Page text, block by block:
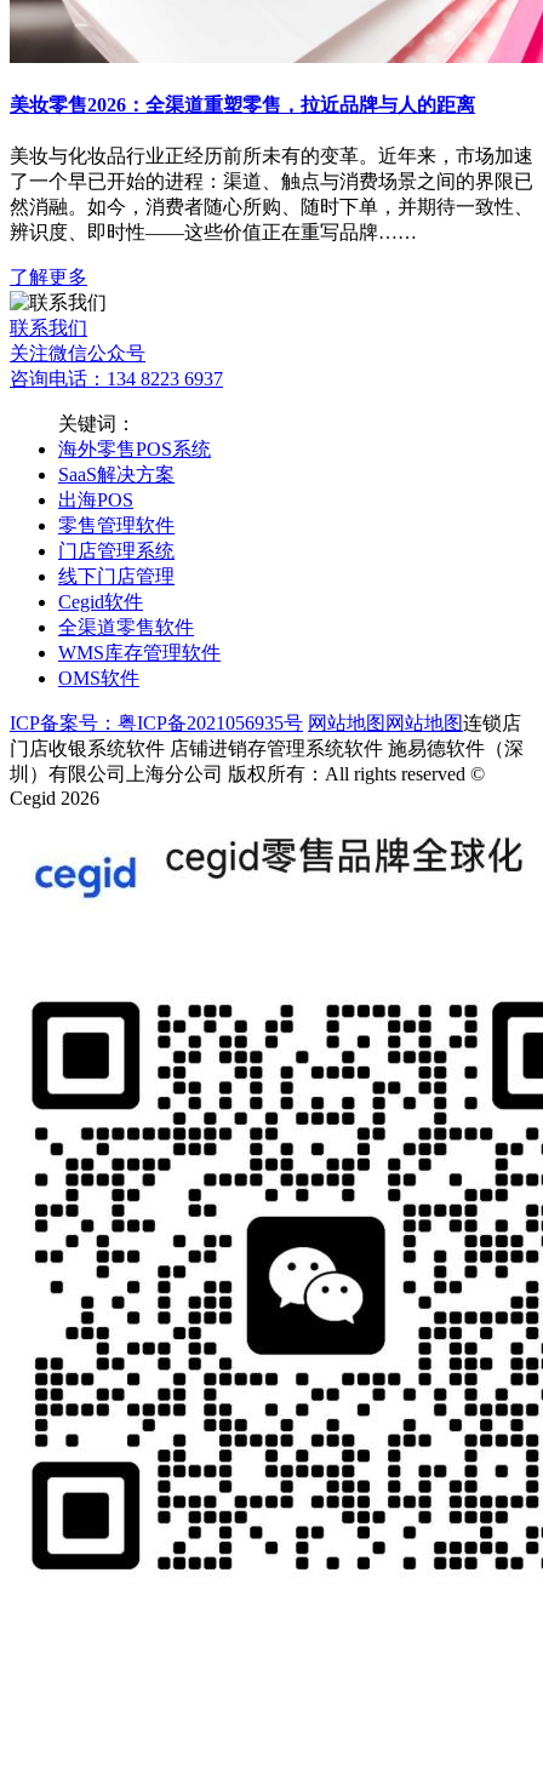
美妆零售2026：全渠道重塑零售，拉近品牌与人的距离
美妆与化妆品行业正经历前所未有的变革。近年来，市场加速
了一个早已开始的进程：渠道、触点与消费场景之间的界限已
然消融。如今，消费者随心所购、随时下单，并期待一致性、
辨识度、即时性——这些价值正在重写品牌……
了解更多
联系我们
关注微信公众号
咨询电话：134 8223 6937
关键词：
海外零售POS系统
SaaS解决方案
出海POS
零售管理软件
门店管理系统
线下门店管理
Cegid软件
全渠道零售软件
WMS库存管理软件
OMS软件
ICP备案号：粤ICP备2021056935号 网站地图 网站地图连锁店
门店收银系统软件 店铺进销存管理系统软件 施易德软件（深
圳）有限公司上海分公司 版权所有：All rights reserved ©
Cegid 2026